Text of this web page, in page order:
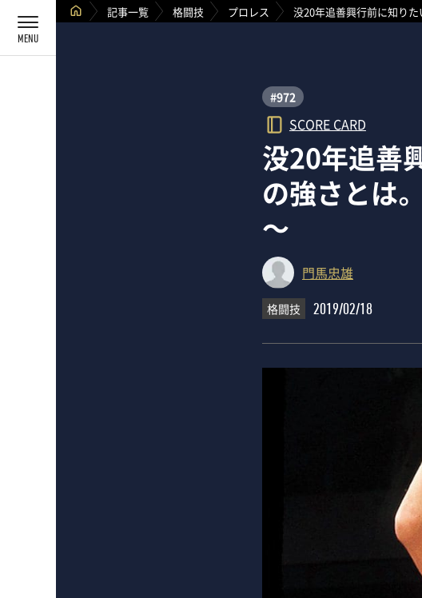
記事一覧 格闘技 プロレス 没20年追善興行前に知り
#972
SCORE CARD
没20年追善
の強さとは
～
門馬忠雄
格闘技 2019/02/18